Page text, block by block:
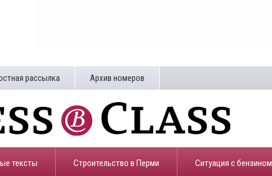
рассылка Архив номеров
тексты Строительство в Перми ​Ситуация с бензином